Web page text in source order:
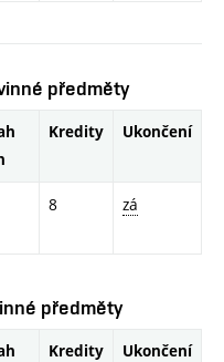
předměty
Kredity Ukončení
8 zá
předměty
Kredity Ukončení